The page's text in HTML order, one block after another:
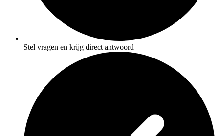
Stel vragen en krijg direct antwoord